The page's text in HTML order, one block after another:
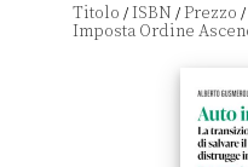
Titolo /ISBN /Prezzo /